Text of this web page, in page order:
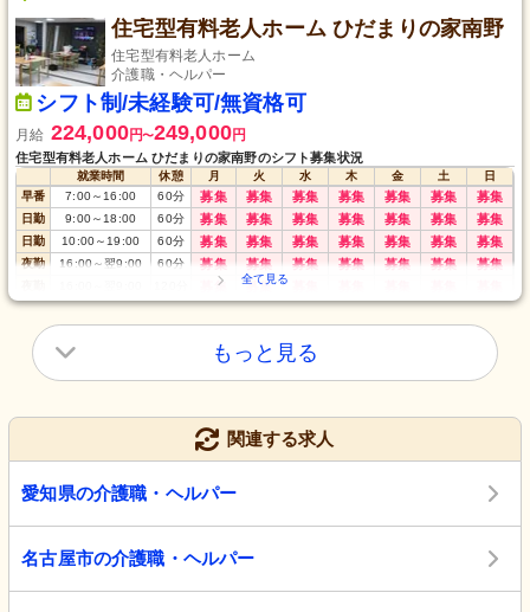
住宅型有料老人ホーム ひだまりの家南野
住宅型有料老人ホーム
介護職・ヘルパー
シフト制/未経験可/無資格可
月給 224,000円〜249,000円
住宅型有料老人ホーム ひだまりの家南野のシフト募集状況
就業時間 休憩 月 火 水 木 金 土
日
早番
7:00～ 16:00 60分 募集 募集 募集 募集 募集 募集 募集
日勤 9:00～ 18:00 60分 募集 募集 募集 募集 募集 募集 募集
日勤 10:00～ 19:00 60分 募集 募集 募集 募集 募集 募集 募集
夜勤 16:00 ～翌9:00 60分 募集 募集 募集 募集 募集 募集 募集
募集 募集
もっと見る
関連する求人
愛知県の介護職・ヘルパー
名古屋市の介護職・ヘルパー